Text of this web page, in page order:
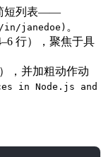
短列表——
janedoe) 。
行），聚焦于具
），并加粗动作动
in Node.js and